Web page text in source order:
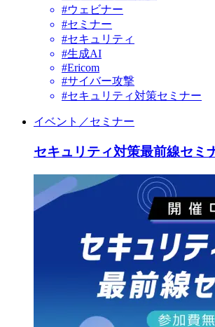
#ウェビナー
#セミナー
#セキュリティ
#生成AI
#Ericom
#サイバー攻撃
#セキュリティ対策セミナー
イベント／セミナー
セキュリティ対策最前線セミ